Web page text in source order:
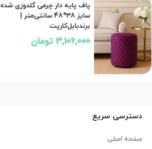
پاف پایه دار چرمی گلدوزی شده
سایز 38*48 سانتی‌متر |
برندبابل‌کارپت
3,106,000 تومان
دسترسی سریع
صفحه اصلی